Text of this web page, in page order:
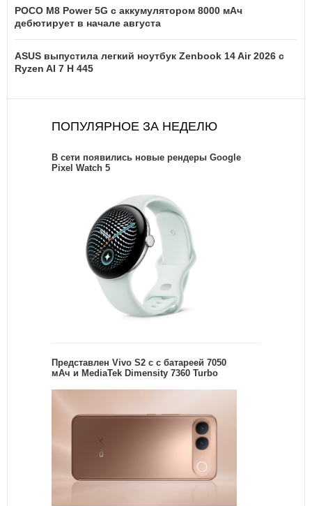
POCO M8 Power 5G с аккумулятором 8000 мАч
дебютирует в начале августа
ASUS выпустила легкий ноутбук Zenbook 14 Air 2026 с
Ryzen AI 7 H 445
ПОПУЛЯРНОЕ ЗА НЕДЕЛЮ
В сети появились новые рендеры Google
Pixel Watch 5
Представлен Vivo S2 с с батареей 7050
мАч и MediaTek Dimensity 7360 Turbo